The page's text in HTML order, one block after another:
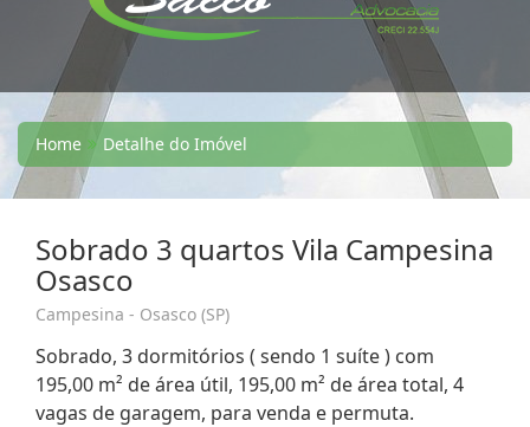
Home Detalhe do Imóvel
Sobrado 3 quartos Vila Campesina
Osasco
Campesina - Osasco (SP)
Sobrado, 3 dormitórios ( sendo 1 suíte ) com
195,00 m² de área útil, 195,00 m² de área total, 4
vagas de garagem, para venda e permuta.